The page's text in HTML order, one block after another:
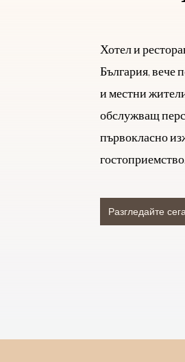
Хотел и
България, вече
и местни
обслужващ
първокласно
Разгледайте